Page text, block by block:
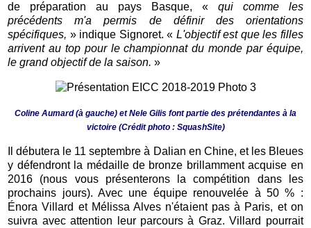
de préparation au pays Basque, « qui comme les
précédents m'a permis de définir des orientations
spécifiques, » indique Signoret. « L'objectif est que les filles
arrivent au top pour le championnat du monde par équipe,
le grand objectif de la saison.»
Coline Aumard (à gauche) et Nele Gilis font partie des prétendantes à la
victoire (Crédit photo : SquashSite)
Il débutera le 11 septembre à Dalian en Chine, et les Bleues
y défendront la médaille de bronze brillamment acquise en
2016 (nous vous présenterons la compétition dans les
prochains jours). Avec une équipe renouvelée à 50 % :
Énora Villard et Mélissa Alves n'étaient pas à Paris, et on
suivra avec attention leur parcours à Graz. Villard pourrait